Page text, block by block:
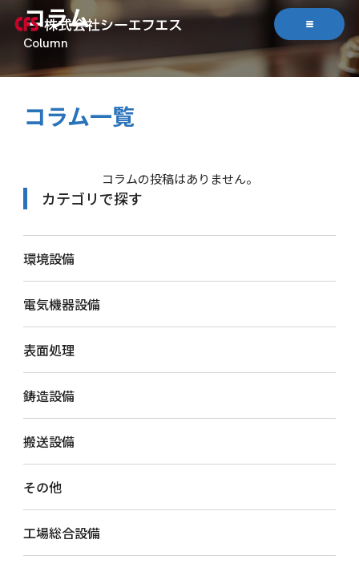
コラム
コラム一覧
コラムの投稿はありません。
カテゴリで探す
環境設備
電気機器設備
表面処理
鋳造設備
搬送設備
その他
工場総合設備